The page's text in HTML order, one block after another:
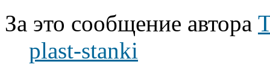
За это сообщение автора
plast-stanki